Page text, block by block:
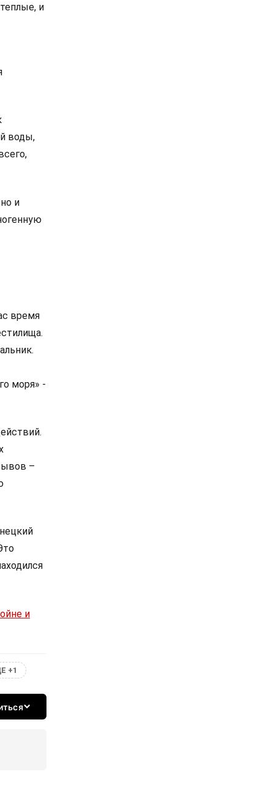
и
воды,
и
время
моря» -
–
и
+1